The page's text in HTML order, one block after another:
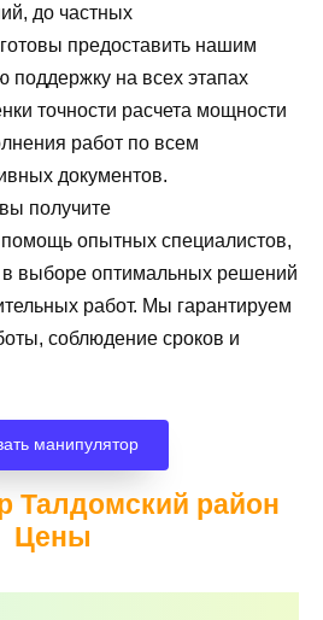
до частных
предоставить нашим
поддержку на всех этапах
точности расчета мощности
работ по всем
документов.
получите
опытных специалистов,
в выборе оптимальных решений
работ. Мы гарантируем
соблюдение сроков и
манипулятор
Талдомский район
Цены